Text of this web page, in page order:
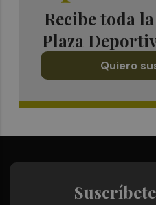
Recibe toda
Plaza
Quiero